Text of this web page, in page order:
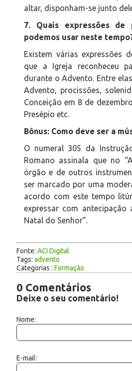
altar, disponham-se junto
7. Quais expressões de
podemos usar neste
Existem várias expressões
que a Igreja reconheceu
durante o Advento. Entre
Advento, procissões,
Conceição em 8 de
Presépio etc.
Bônus: Como deve ser a
O numeral 305 da
Romano assinala que no
órgão e de outros
ser marcado por uma
acordo com este tempo
expressar com antecipação
Natal do Senhor”.
Fonte: ACI Digital
Tags: advento
Categorias : Formação
0 Comentários
Deixe o seu comentário!
Nome:
E-mail: